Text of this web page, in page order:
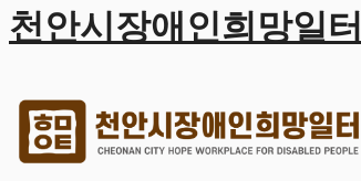
천안시장애인희망일터